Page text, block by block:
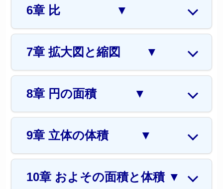
6章 比 ▼
7章 拡大図と縮図 ▼
8章 円の面積 ▼
9章 立体の体積 ▼
10章 およその面積と体積 ▼